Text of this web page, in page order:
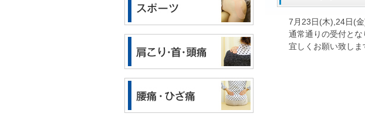
7月23日(木),24日(
通常通りの受付とな
宜しくお願い致しま